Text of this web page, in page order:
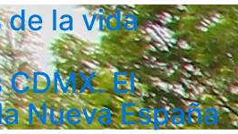
de la vida
El
Nueva España